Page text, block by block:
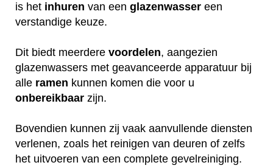
is het inhuren van een glazenwasser een
verstandige keuze.
Dit biedt meerdere voordelen, aangezien
glazenwassers met geavanceerde apparatuur bij
alle ramen kunnen komen die voor u
onbereikbaar zijn.
Bovendien kunnen zij vaak aanvullende diensten
verlenen, zoals het reinigen van deuren of zelfs
het uitvoeren van een complete gevelreiniging.